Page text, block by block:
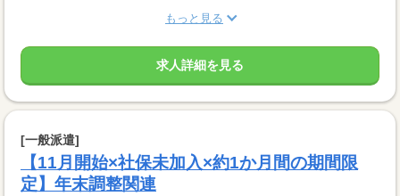
もっと見る
求人詳細を見る
[一般派遣]
【11月開始×社保未加入×約1か月間の期間限
定】年末調整関連